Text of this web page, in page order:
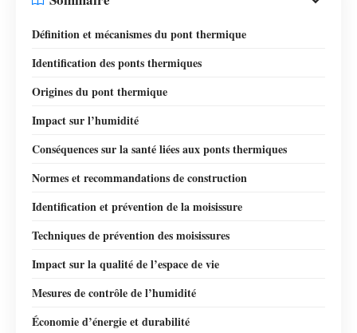
Définition et mécanismes du pont thermique
Identification des ponts thermiques
Origines du pont thermique
Impact sur l’humidité
Conséquences sur la santé liées aux ponts thermiques
Normes et recommandations de construction
Identification et prévention de la moisissure
Techniques de prévention des moisissures
Impact sur la qualité de l’espace de vie
Mesures de contrôle de l’humidité
Économie d’énergie et durabilité